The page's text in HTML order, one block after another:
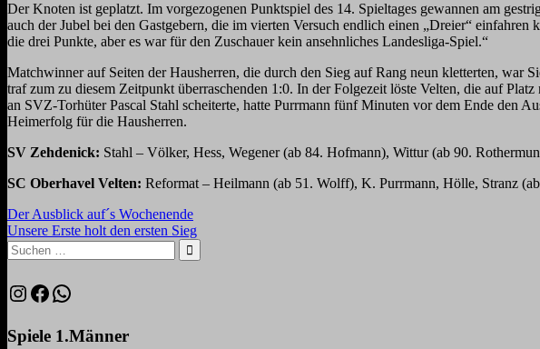
Der Knoten ist geplatzt. Im vorgezogenen Punktspiel des 14. Spieltages gewannen am
auch der Jubel bei den Gastgebern, die im vierten Versuch endlich einen „Dreier“
die drei Punkte, aber es war für den Zuschauer kein ansehnliches Landesliga-Spiel.“
Matchwinner auf Seiten der Hausherren, die durch den Sieg auf Rang neun kletterten, war
traf zum zu diesem Zeitpunkt überraschenden 1:0. In der Folgezeit löste Velten, die auf
an SVZ-Torhüter Pascal Stahl scheiterte, hatte Purrmann fünf Minuten vor dem Ende den
Heimerfolg für die Hausherren.
SV Zehdenick: Stahl – Völker, Hess, Wegener (ab 84. Hofmann), Wittur (ab 90.
SC Oberhavel Velten: Reformat – Heilmann (ab 51. Wolff), K. Purrmann, Hölle, Stranz
Beitragsnavigation
Vorheriger
Beitrag:
Der Ausblick auf´s Wochenende
Nächster
Beitrag:
Unsere Erste holt den ersten Sieg
Suchen
nach:
Suchen
Instagram
Facebook
WhatsApp
Spiele 1.Männer